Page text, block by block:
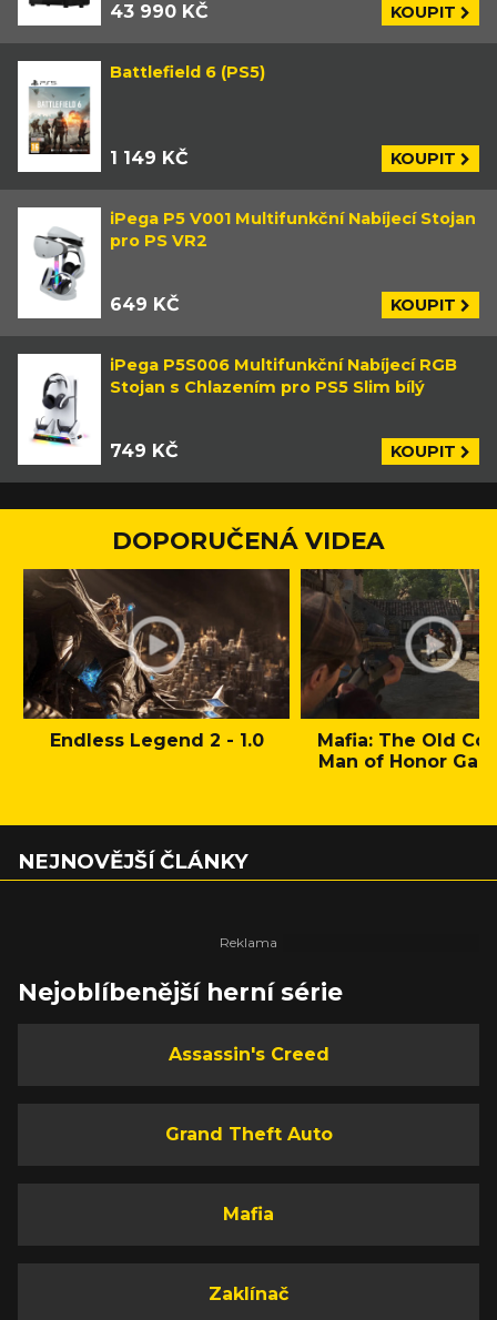
43 990 KČ KOUPIT
Battlefield 6 (PS5)
1 149 KČ KOUPIT
iPega P5 V001 Multifunkční Nabíjecí Stojan
pro PS VR2
649 KČ KOUPIT
iPega P5S006 Multifunkční Nabíjecí RGB
Stojan s Chlazením pro PS5 Slim bílý
749 KČ KOUPIT
DOPORUČENÁ VIDEA
Endless Legend 2 - 1.0
Mafia: The Old
Man of Honor
NEJNOVĚJŠÍ ČLÁNKY
Nejoblíbenější herní série
Assassin's Creed
Grand Theft Auto
Mafia
Zaklínač